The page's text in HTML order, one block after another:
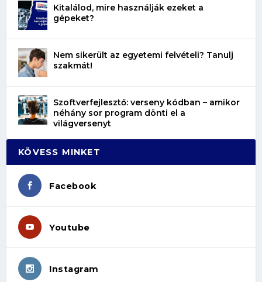
Kitalálod, mire használják ezeket a
gépeket?
Nem sikerült az egyetemi felvételi? Tanulj
szakmát!
Szoftverfejlesztő: verseny kódban – amikor
néhány sor program dönti el a
világversenyt
KÖVESS MINKET
Facebook
Youtube
Instagram